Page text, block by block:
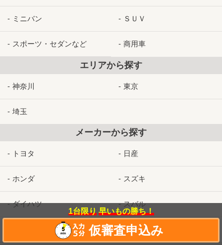
1台限り 早いもの勝ち！
仮審査申込み
ミニバン ＳＵＶ
スポーツ・セダンなど 商用車
エリアから探す
神奈川 東京
埼玉
メーカーから探す
トヨタ 日産
ホンダ スズキ
ダイハツ スバル
三菱